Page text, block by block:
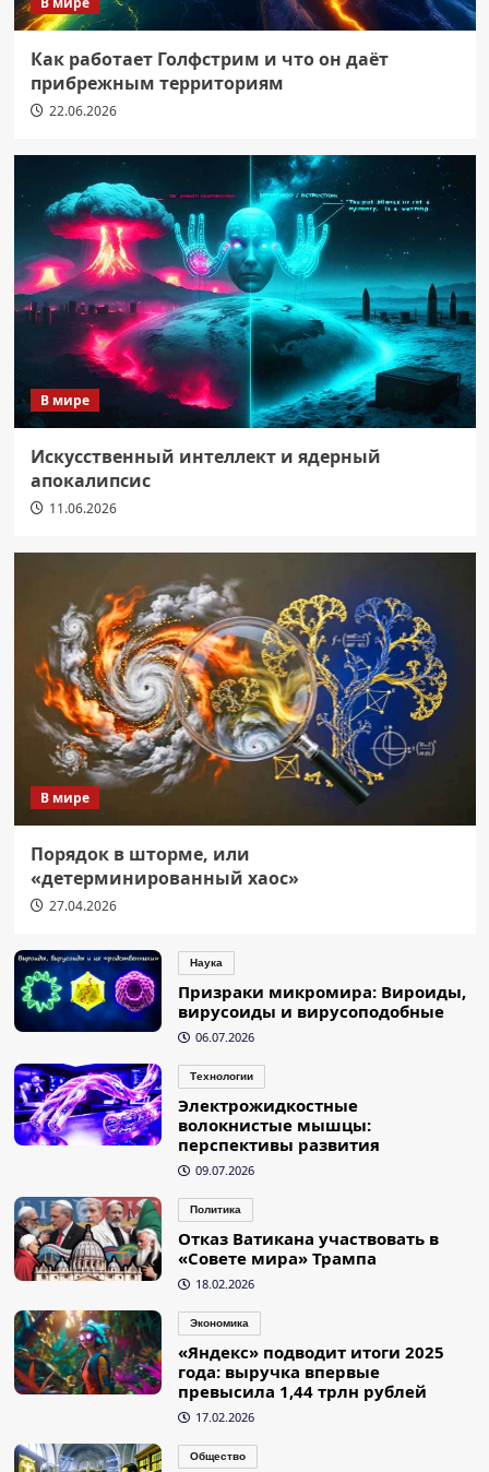
Как работает Голфстрим и что он даёт
прибрежным территориям
22.06.2026
В мире
Искусственный интеллект и ядерный
апокалипсис
11.06.2026
В мире
Порядок в шторме, или
«детерминированный хаос»
27.04.2026
Наука
Призраки микромира: Вироиды,
вирусоиды и вирусоподобные
06.07.2026
Технологии
Электрожидкостные
волокнистые мышцы:
перспективы развития
09.07.2026
Политика
Отказ Ватикана участвовать в
«Совете мира» Трампа
18.02.2026
Экономика
«Яндекс» подводит итоги 2025
года: выручка впервые
превысила 1,44 трлн рублей
17.02.2026
Общество